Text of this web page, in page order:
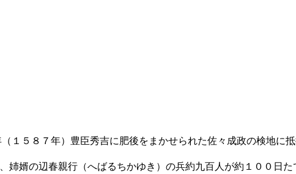
１５８７年）豊臣秀吉に肥後をまかせられた佐々成政の検地に
婿の辺春親行（へばるちかゆき）の兵約九百人が約１００日